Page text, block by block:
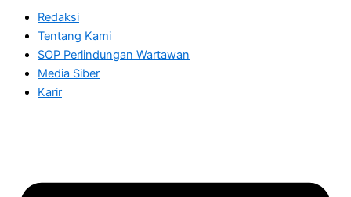
Redaksi
Tentang Kami
SOP Perlindungan Wartawan
Media Siber
Karir